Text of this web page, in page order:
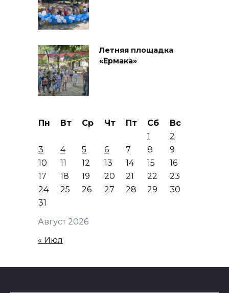
Летняя площадка
«Ермака»
Август 2026
Пн Вт Ср Чт Пт Сб
Вс
1
2
3
4 5 6 7 8
9
10
11 12 13 14 15
16
17
18 19 20 21 22
23
24
25 26 27 28 29
30
31
« Июл